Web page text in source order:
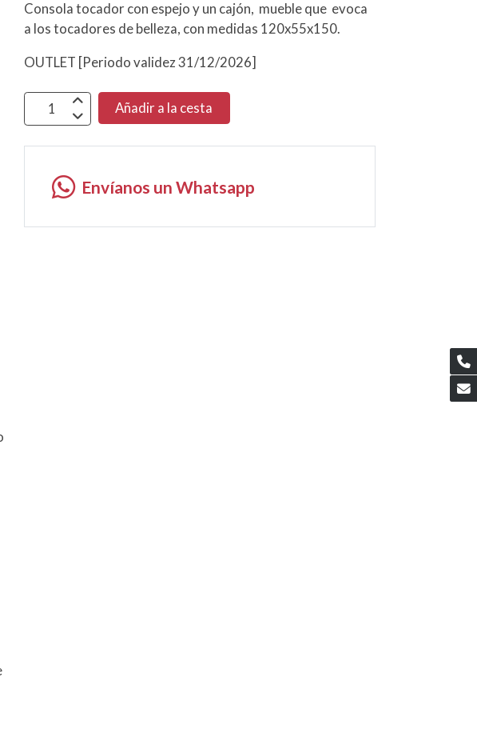
Consola tocador con espejo y un cajón, mueble que evoca
a los tocadores de belleza, con medidas 120x55x150.
OUTLET [Periodo validez 31/12/2026]
Añadir a la cesta
Envíanos un Whatsapp